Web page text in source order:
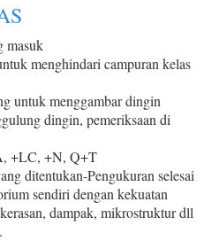
masuk
menghindari campuran kelas
untuk menggambar dingin
dingin, pemeriksaan di
+LC, +N, Q+T
ditentukan-Pengukuran selesai
sendiri dengan kekuatan
dampak, mikrostruktur dll